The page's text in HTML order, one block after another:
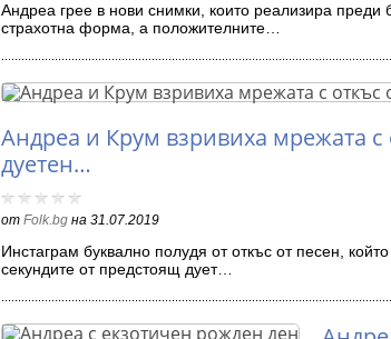
Андреа грее в нови снимки, които реализира
страхотна форма, а положителните…
Андреа и Крум взривиха мрежата с
дуетен…
от Folk.bg на 31.07.2019
Инстаграм буквално полудя от откъс от песен,
секундите от предстоящ дует…